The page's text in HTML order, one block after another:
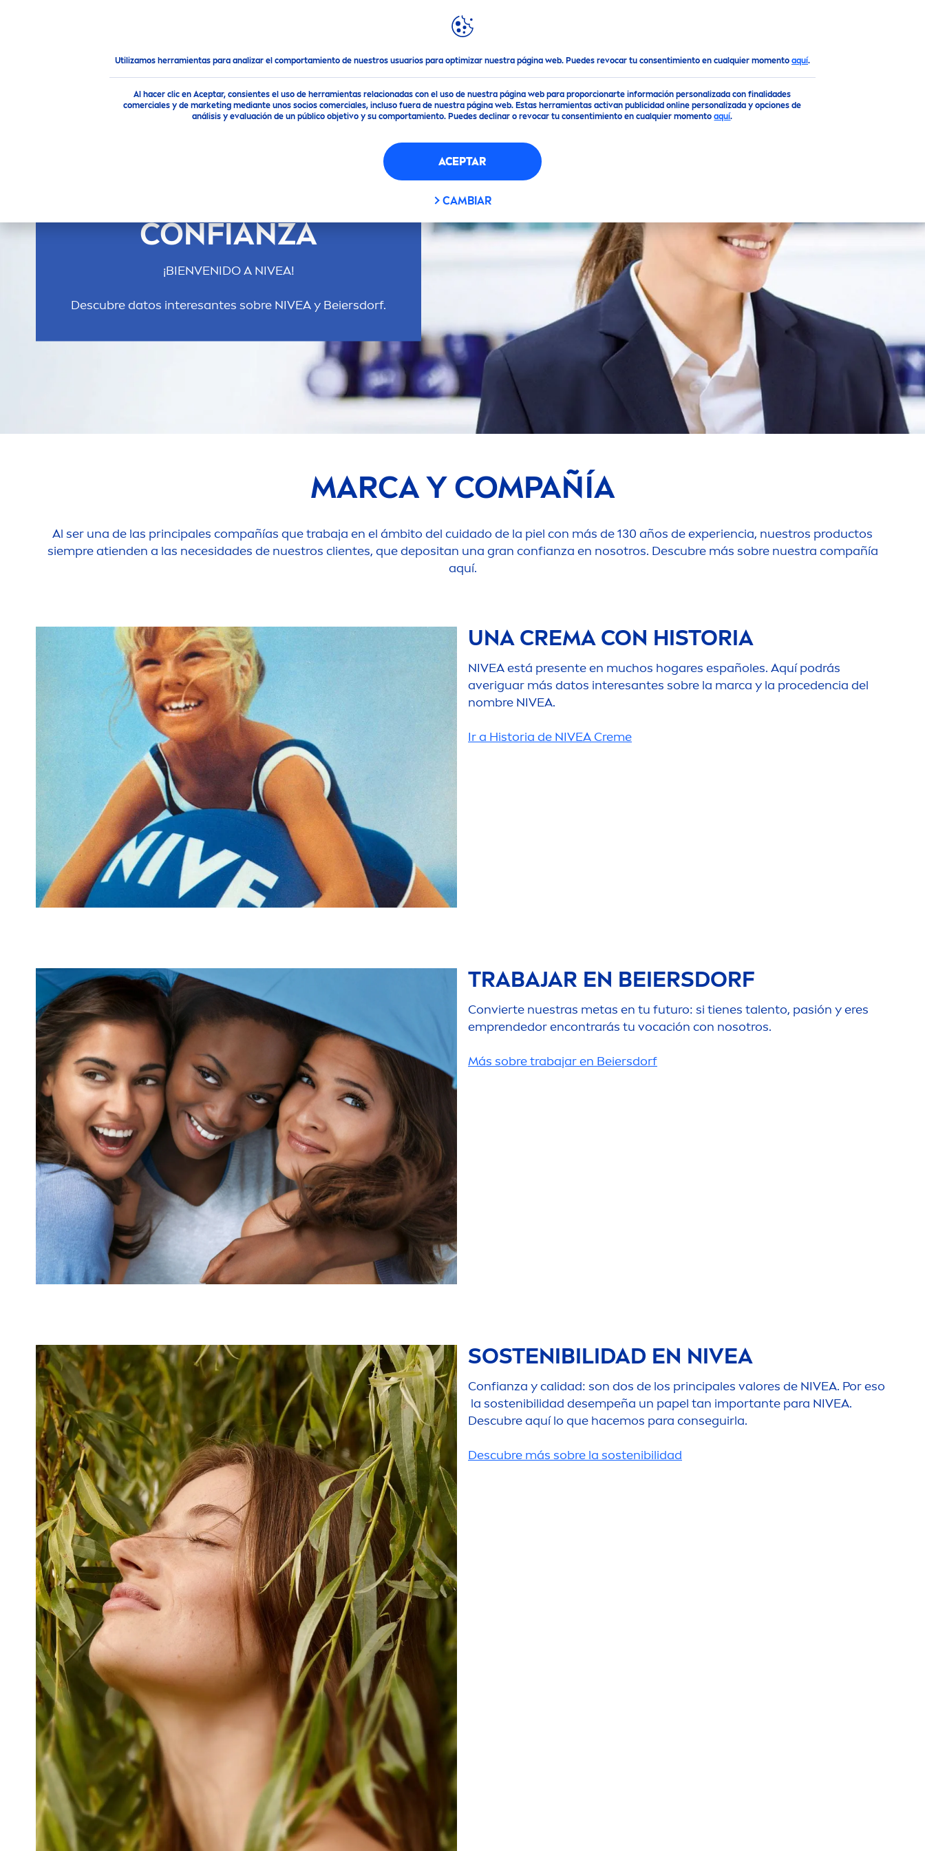
Utilizamos herramientas para analizar el comportamiento de nuestros usuarios para optimizar nuestra página web. Puedes revocar tu consentimiento en cualquier momento aquí.
Al hacer clic en Aceptar, consientes el uso de herramientas relacionadas con el uso de nuestra página web para proporcionarte información personalizada con finalidades
comerciales y de marketing mediante unos socios comerciales, incluso fuera de nuestra página web. Estas herramientas activan publicidad online personalizada y opciones de
análisis y evaluación de un público objetivo y su comportamiento. Puedes declinar o revocar tu consentimiento en cualquier momentoaquí.
ACEPTAR
CAMBIAR
DESTACADOS
una marca de confianza
CONFIANZA
¡BIENVENIDO A NIVEA!
Descubre datos interesantes sobre NIVEAy Beiersdorf.
MARCA Y COMPAÑÍA
Al ser una de las principales compañías que trabaja en el ámbito del cuidado de la piel con más de 130 años de experiencia, nuestros productos
siempre atienden a las necesidades de nuestros clientes, que depositan una gran confianza en nosotros. Descubre más sobre nuestra compañía
aquí.
UNA CREMA CON HISTORIA
NIVEAestá presente en muchos hogares españoles. Aquí podrás
averiguar más datos interesantes sobre la marca y la procedencia del
nombre NIVEA.
Ir a Historia de NIVEA Creme
TRABAJAR EN BEIERSDORF
Convierte nuestras metas en tu futuro: si tienes talento, pasión y eres
emprendedor encontrarás tu vocación con nosotros.
Más sobre trabajar en Beiersdorf
SOSTENIBILIDAD EN NIVEA
Confianza y calidad: son dos de los principales valores de NIVEA. Por eso
la sostenibilidad desempeña un papel tan importante para NIVEA.
Descubre aquí lo que hacemos para conseguirla.
Descubre más sobre la sostenibilidad